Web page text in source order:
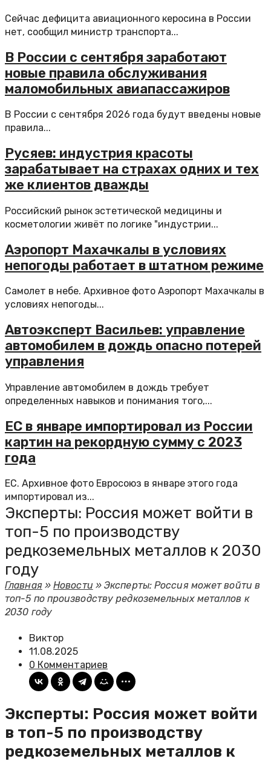
Сейчас дефицита авиационного керосина в России
нет, сообщил министр транспорта...
В России с сентября заработают
новые правила обслуживания
маломобильных авиапассажиров
В России с сентября 2026 года будут введены новые
правила...
Русяев: индустрия красоты
зарабатывает на страхах одних и тех
же клиентов дважды
Российский рынок эстетической медицины и
косметологии живёт по логике "индустрии...
Аэропорт Махачкалы в условиях
непогоды работает в штатном режиме
Самолет в небе. Архивное фото Аэропорт Махачкалы в
условиях непогоды...
Автоэксперт Васильев: управление
автомобилем в дождь опасно потерей
управления
Управление автомобилем в дождь требует
определенных навыков и понимания того,...
ЕС в январе импортировал из России
картин на рекордную сумму с 2023
года
ЕС. Архивное фото Евросоюз в январе этого года
импортировал из...
Эксперты: Россия может войти в
топ-5 по производству
редкоземельных металлов к 2030
году
Главная»Новости »Эксперты: Россия может войти в
топ-5 по производству редкоземельных металлов к
2030 году
Виктор
11.08.2025
0 Комментариев
Эксперты: Россия может войти
в топ-5 по производству
редкоземельных металлов к